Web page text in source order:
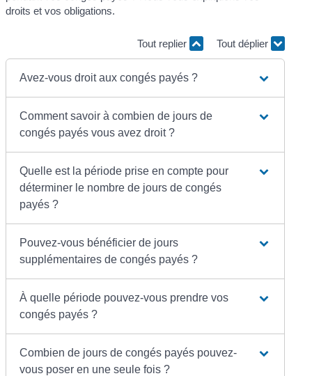
droits et vos obligations.
Tout replier Tout déplier
Avez-vous droit aux congés payés ?
Comment savoir à combien de jours de
congés payés vous avez droit ?
Quelle est la période prise en compte pour
déterminer le nombre de jours de congés
payés ?
Pouvez-vous bénéficier de jours
supplémentaires de congés payés ?
À quelle période pouvez-vous prendre vos
congés payés ?
Combien de jours de congés payés pouvez-
vous poser en une seule fois ?